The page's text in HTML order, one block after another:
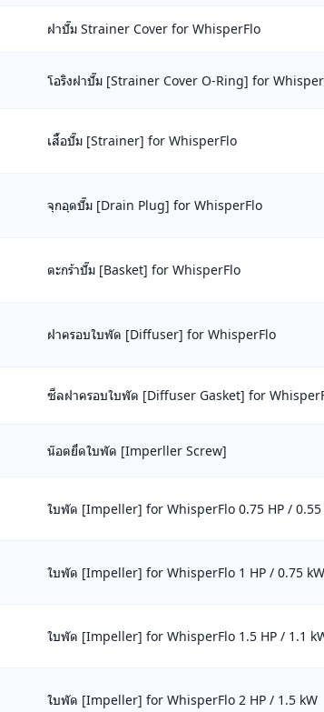
ฝาปั๊ม Strainer Cover for WhisperFlo
โอริงฝาปั๊ม [Strainer Cover O-Ring] for
เสื้อปั๊ม [Strainer] for WhisperFlo
จุกอุดปั๊ม [Drain Plug] for WhisperFlo
ตะกร้าปั๊ม [Basket] for WhisperFlo
ฝาครอบใบพัด [Diffuser] for WhisperFlo
ซีลฝาครอบใบพัด [Diffuser Gasket] for
น๊อตยึดใบพัด [Imperller Screw]
ใบพัด [Impeller] for WhisperFlo 0.75 HP / 0.55
ใบพัด [Impeller] for WhisperFlo 1 HP / 0.75 kW
ใบพัด [Impeller] for WhisperFlo 1.5 HP / 1.1
ใบพัด [Impeller] for WhisperFlo 2 HP / 1.5 kW